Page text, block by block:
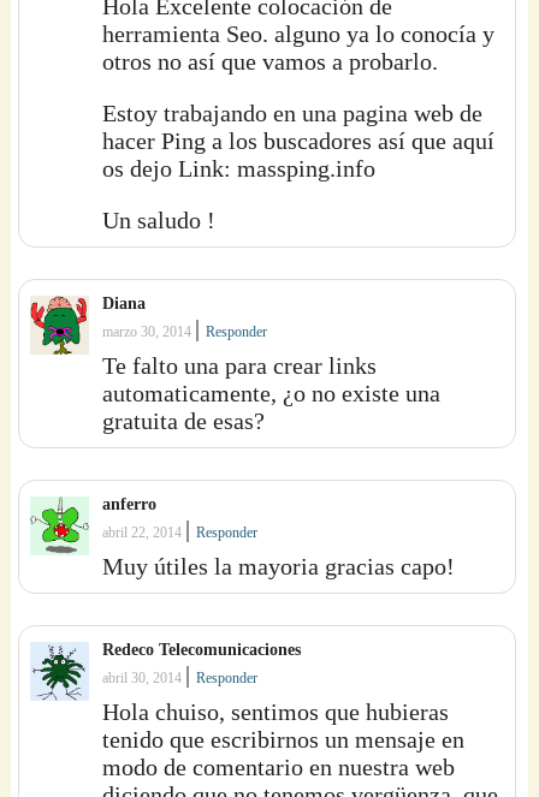
Hola Excelente colocación de
herramienta Seo. alguno ya lo conocía y
otros no así que vamos a probarlo.
Estoy trabajando en una pagina web de
hacer Ping a los buscadores así que aquí
os dejo Link: massping.info
Un saludo !
Diana
marzo 30, 2014 |Responder
Te falto una para crear links
automaticamente, ¿o no existe una
gratuita de esas?
anferro
abril 22, 2014 |Responder
Muy útiles la mayoria gracias capo!
Redeco Telecomunicaciones
abril 30, 2014 |Responder
Hola chuiso, sentimos que hubieras
tenido que escribirnos un mensaje en
modo de comentario en nuestra web